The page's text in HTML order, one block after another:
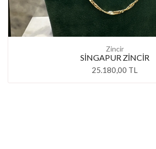
Zincir
SİNGAPUR ZİNCİR
25.180,00 TL